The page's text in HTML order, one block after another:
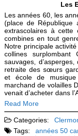
Les
Les années 60, les
(place de République
extrascolaires à
combines en tout
Notre principale
collines
sauvages,
retraite des sœurs
et école de musique
marchand de volailles
venait d’acheter dans
Read More
Categories:
Tags:
années 50